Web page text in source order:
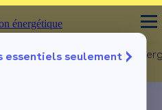
essentiels seulement
énergétique Rénovation
énergétique